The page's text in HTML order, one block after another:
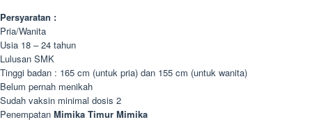
Persyaratan :
Pria/Wanita
Usia 18 – 24 tahun
Lulusan SMK
Tinggi badan : 165 cm (untuk pria) dan 155 cm (untuk wanita)
Belum pernah menikah
Sudah vaksin minimal dosis 2
Penempatan Mimika Timur Mimika